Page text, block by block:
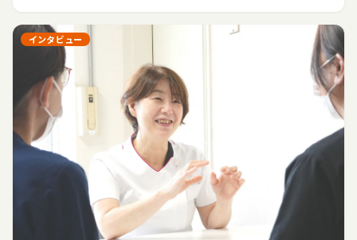
インタビュー